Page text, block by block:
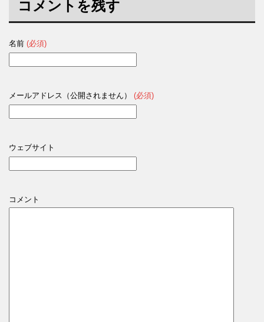
コメントを残す
名前 (必須)
メールアドレス（公開されません） (必須)
ウェブサイト
コメント